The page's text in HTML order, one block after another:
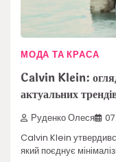
МОДА ТА КРАСА
Calvin Klein:
актуальних
Руденко Олеся
Calvin Klein
який поєднує